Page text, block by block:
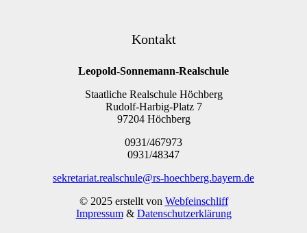
Kontakt
Leopold-Sonnemann-Realschule
Staatliche Realschule Höchberg
Rudolf-Harbig-Platz 7
97204 Höchberg
0931/467973
0931/48347
sekretariat.realschule@rs-hoechberg.bayern.de
© 2025 erstellt von Webfeinschliff
Impressum& Datenschutzerklärung